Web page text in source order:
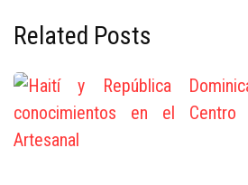
Related Posts